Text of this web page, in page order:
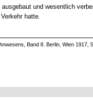
und wesentlich
hatte.
Band 8. Berlin, Wien 1917,